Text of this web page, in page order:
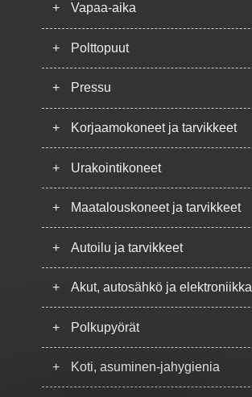
+ Vapaa-aika
+ Polttopuut
+ Pressu
+ Korjaamokoneet ja tarvikkeet
+ Urakointikoneet
+ Maatalouskoneet ja tarvikkeet
+ Autoilu ja tarvikkeet
+ Akut, autosähkö ja elektroniikka
+ Polkupyörät
+ Koti, asuminen-jahygienia